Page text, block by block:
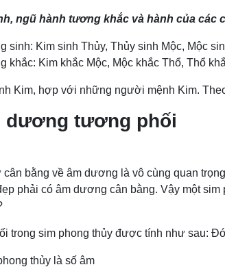
ngũ hành tương khắc và hành của các
sinh: Kim sinh Thủy, Thủy sinh Mộc, Mộc
khắc: Kim khắc Mộc, Mộc khắc Thổ, Thổ
Kim, hợp với những người mệnh Kim.
dương tương phối
cân bằng về âm dương là vô cùng quan
phải có âm dương cân bằng. Vậy một
trong sim phong thủy được tính như sau:
thủy là số âm